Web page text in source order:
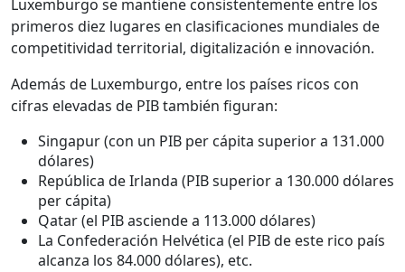
Luxemburgo se mantiene consistentemente entre los
primeros diez lugares en clasificaciones mundiales de
competitividad territorial, digitalización e innovación.
Además de Luxemburgo, entre los países ricos con
cifras elevadas de PIB también figuran:
Singapur (con un PIB per cápita superior a 131.000
dólares)
República de Irlanda (PIB superior a 130.000 dólares
per cápita)
Qatar (el PIB asciende a 113.000 dólares)
La Confederación Helvética (el PIB de este rico país
alcanza los 84.000 dólares), etc.